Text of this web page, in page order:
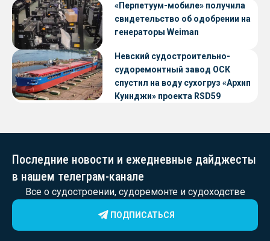
«Перпетуум-мобиле» получила
свидетельство об одобрении на
генераторы Weiman
Невский судостроительно-
судоремонтный завод ОСК
спустил на воду сухогруз «Архип
Куинджи» проекта RSD59
Последние новости и ежедневные дайджесты
в нашем телеграм-канале
Все о судостроении, судоремонте и судоходстве
ПОДПИСАТЬСЯ